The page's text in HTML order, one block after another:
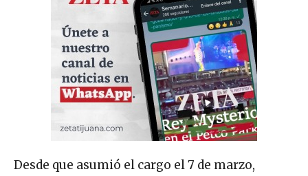
Desde que asumió el cargo el 7 de marzo,